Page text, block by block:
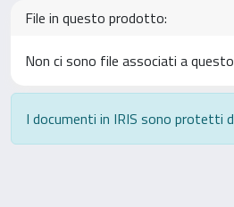
File in questo prodotto:
Non ci sono file associati a
I documenti in IRIS sono protetti